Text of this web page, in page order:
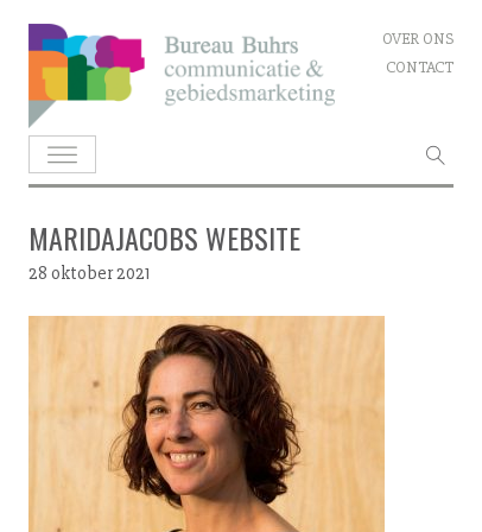
Skip
to
content
OVER ONS
CONTACT
MARIDAJACOBS WEBSITE
28 oktober 2021